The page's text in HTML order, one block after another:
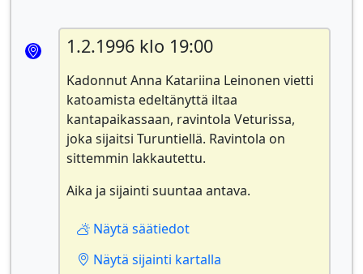
1.2.1996 klo 19:00
Kadonnut Anna Katariina Leinonen vietti
katoamista edeltänyttä iltaa
kantapaikassaan, ravintola Veturissa,
joka sijaitsi Turuntiellä. Ravintola on
sittemmin lakkautettu.
Aika ja sijainti suuntaa antava.
Näytä säätiedot
Näytä sijainti kartalla